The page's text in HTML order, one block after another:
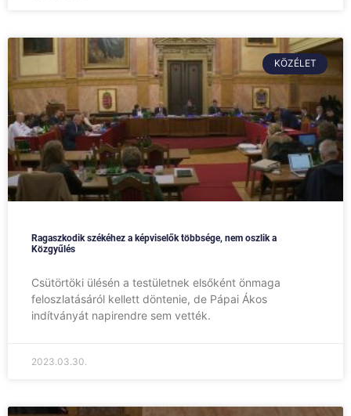
KÖZÉLET
Ragaszkodik székéhez a képviselők többsége, nem oszlik a
Közgyűlés
Csütörtöki ülésén a testületnek elsőként önmaga
feloszlatásáról kellett döntenie, de Pápai Ákos
indítványát napirendre sem vették.
2023.03.30.